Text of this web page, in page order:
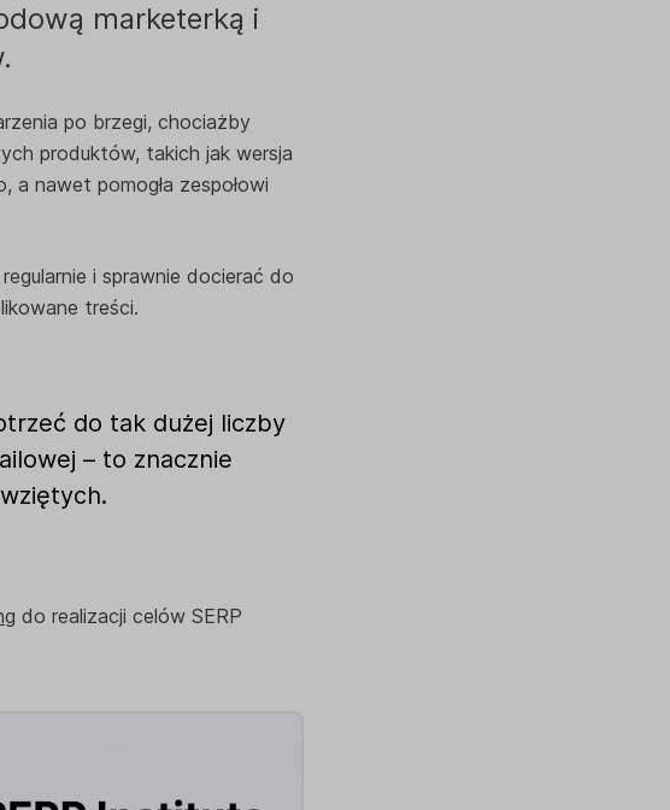
marketerką i
po brzegi, chociażby
produktów, takich jak wersja
a nawet pomogła zespołowi
i sprawnie docierać do
treści.
do tak dużej liczby
– to znacznie
do realizacji celów SERP